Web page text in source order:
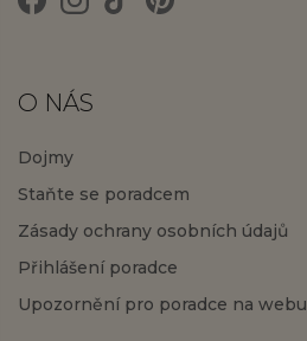
O NÁS
Dojmy
Staňte se poradcem
Zásady ochrany osobních údajů
Přihlášení poradce
Upozornění pro poradce na webu